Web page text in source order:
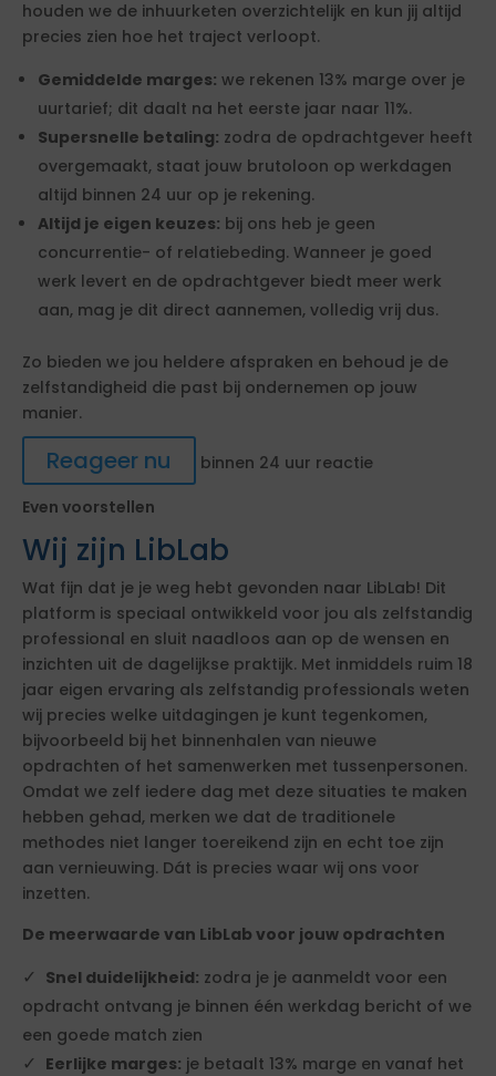
houden we de inhuurketen overzichtelijk en kun jij altijd
precies zien hoe het traject verloopt.
Gemiddelde marges: we rekenen 13% marge over je
uurtarief; dit daalt na het eerste jaar naar 11%.
Supersnelle betaling: zodra de opdrachtgever heeft
overgemaakt, staat jouw brutoloon op werkdagen
altijd binnen 24 uur op je rekening.
Altijd je eigen keuzes: bij ons heb je geen
concurrentie- of relatiebeding. Wanneer je goed
werk levert en de opdrachtgever biedt meer werk
aan, mag je dit direct aannemen, volledig vrij dus.
Zo bieden we jou heldere afspraken en behoud je de
zelfstandigheid die past bij ondernemen op jouw
manier.
Reageer nu
binnen 24 uur reactie
Even voorstellen
Wij zijn LibLab
Wat fijn dat je je weg hebt gevonden naar LibLab! Dit
platform is speciaal ontwikkeld voor jou als zelfstandig
professional en sluit naadloos aan op de wensen en
inzichten uit de dagelijkse praktijk. Met inmiddels ruim 18
jaar eigen ervaring als zelfstandig professionals weten
wij precies welke uitdagingen je kunt tegenkomen,
bijvoorbeeld bij het binnenhalen van nieuwe
opdrachten of het samenwerken met tussenpersonen.
Omdat we zelf iedere dag met deze situaties te maken
hebben gehad, merken we dat de traditionele
methodes niet langer toereikend zijn en echt toe zijn
aan vernieuwing. Dát is precies waar wij ons voor
inzetten.
De meerwaarde van LibLab voor jouw opdrachten
Snel duidelijkheid: zodra je je aanmeldt voor een
opdracht ontvang je binnen één werkdag bericht of we
een goede match zien
Eerlijke marges: je betaalt 13% marge en vanaf het